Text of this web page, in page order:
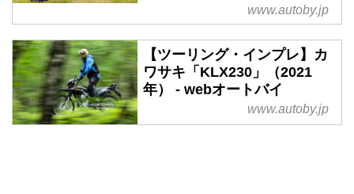
www.autoby.jp
【ツーリング・インプレ】カ
ワサキ「KLX230」（2021
年） - webオートバイ
www.autoby.jp